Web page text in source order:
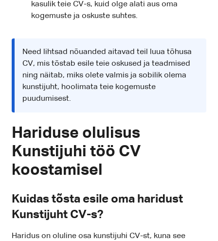
kasulik teie CV-s, kuid olge alati aus oma
kogemuste ja oskuste suhtes.
Need lihtsad nõuanded aitavad teil luua tõhusa
CV, mis tõstab esile teie oskused ja teadmised
ning näitab, miks olete valmis ja sobilik olema
kunstijuht, hoolimata teie kogemuste
puudumisest.
Hariduse olulisus
Kunstijuhi töö CV
koostamisel
Kuidas tõsta esile oma haridust
Kunstijuht CV-s?
Haridus on oluline osa kunstijuhi CV-st, kuna see